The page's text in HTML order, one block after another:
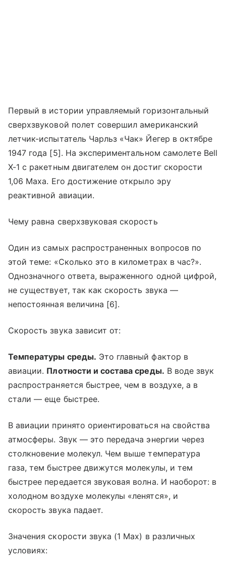
Первый в истории управляемый горизонтальный
сверхзвуковой полет совершил американский
летчик-испытатель Чарльз «Чак» Йегер в октябре
1947 года [5]. На экспериментальном самолете Bell
X-1 с ракетным двигателем он достиг скорости
1,06 Маха. Его достижение открыло эру
реактивной авиации.
Чему равна сверхзвуковая скорость
Один из самых распространенных вопросов по
этой теме: «Сколько это в километрах в час?».
Однозначного ответа, выраженного одной цифрой,
не существует, так как скорость звука —
непостоянная величина [6].
Скорость звука зависит от:
Температуры среды. Это главный фактор в
авиации. Плотности и состава среды. В воде звук
распространяется быстрее, чем в воздухе, а в
стали — еще быстрее.
В авиации принято ориентироваться на свойства
атмосферы. Звук — это передача энергии через
столкновение молекул. Чем выше температура
газа, тем быстрее движутся молекулы, и тем
быстрее передается звуковая волна. И наоборот: в
холодном воздухе молекулы «ленятся», и
скорость звука падает.
Значения скорости звука (1 Мах) в различных
условиях: